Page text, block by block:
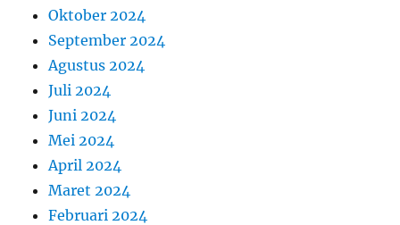
Oktober 2024
September 2024
Agustus 2024
Juli 2024
Juni 2024
Mei 2024
April 2024
Maret 2024
Februari 2024